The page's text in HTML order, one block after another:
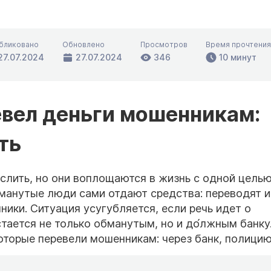
Обновлено
27.07.2024
Просмотров
346
Время прочтения
10 минут
деньги мошенникам:
но они воплощаются в жизнь с одной
люди сами отдают средства: переводят
Ситуация усугубляется, если речь идет о
не только обманутым, но и до́лжным
перевели мошенникам: через банк,